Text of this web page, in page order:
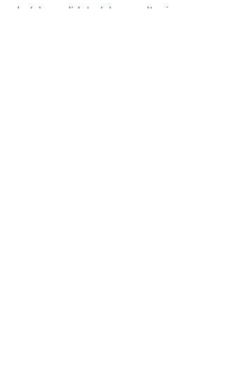
do (a) candidato (a) e resultará em sua